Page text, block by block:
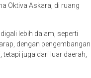
Oktiva Askara, di ruang
lebih dalam, seperti
dengan pengembangan
juga dari luar daerah,